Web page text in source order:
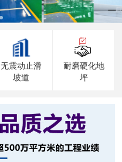
无震动止滑
坡道
耐磨硬化地
坪